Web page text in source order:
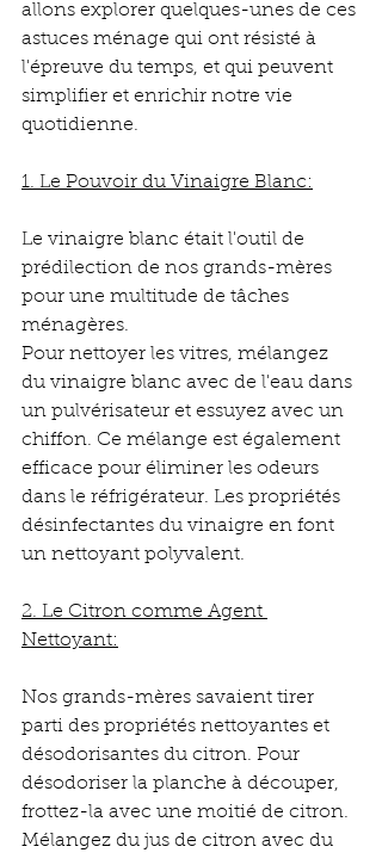
allons explorer quelques-unes de ces
astuces ménage qui ont résisté à
l'épreuve du temps, et qui peuvent
simplifier et enrichir notre vie
quotidienne.
1. Le Pouvoir du Vinaigre Blanc:
Le vinaigre blanc était l'outil de
prédilection de nos grands-mères
pour une multitude de tâches
ménagères.
Pour nettoyer les vitres, mélangez
du vinaigre blanc avec de l'eau dans
un pulvérisateur et essuyez avec un
chiffon. Ce mélange est également
efficace pour éliminer les odeurs
dans le réfrigérateur. Les propriétés
désinfectantes du vinaigre en font
un nettoyant polyvalent.
2. Le Citron comme Agent
Nettoyant:
Nos grands-mères savaient tirer
parti des propriétés nettoyantes et
désodorisantes du citron. Pour
désodoriser la planche à découper,
frottez-la avec une moitié de citron.
Mélangez du jus de citron avec du